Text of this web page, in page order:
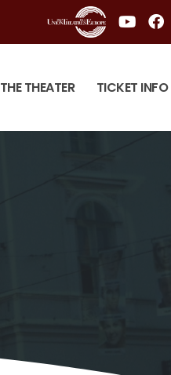
THE THEATER TICKET INFO